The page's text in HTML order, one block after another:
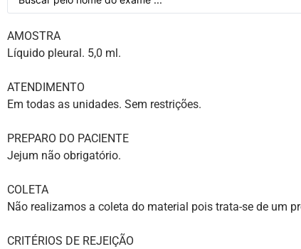
AMOSTRA
Líquido pleural. 5,0 ml.
ATENDIMENTO
Em todas as unidades. Sem restrições.
PREPARO DO PACIENTE
Jejum não obrigatório.
COLETA
Não realizamos a coleta do material pois trata-se de um
CRITÉRIOS DE REJEIÇÃO